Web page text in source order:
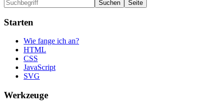
Starten
Wie fange ich an?
HTML
CSS
JavaScript
SVG
Werkzeuge